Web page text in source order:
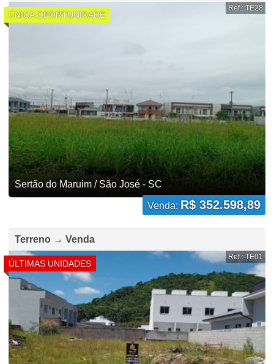
ÚNICA OPORTUNIDADE
Ref.: TE28
Sertão do Maruim / São José - SC
Venda: R$ 352.598,89
Terreno → Venda
ÚLTIMAS UNIDADES
Ref.: TE01